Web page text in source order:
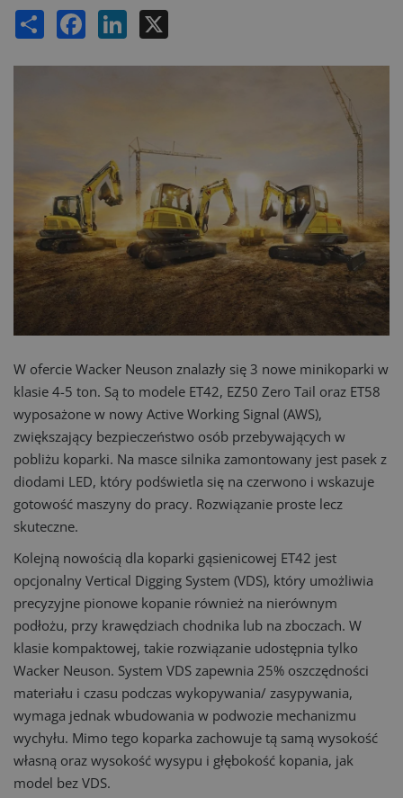
Share Facebook LinkedIn
W ofercie Wacker Neuson znalazły się 3 nowe minikoparki w
klasie 4-5 ton. Są to modele ET42, EZ50 Zero Tail oraz ET58
wyposażone w nowy Active Working Signal (AWS),
zwiększający bezpieczeństwo osób przebywających w
pobliżu koparki. Na masce silnika zamontowany jest pasek z
diodami LED, który podświetla się na czerwono i wskazuje
gotowość maszyny do pracy. Rozwiązanie proste lecz
skuteczne.
Kolejną nowością dla koparki gąsienicowej ET42 jest
opcjonalny Vertical Digging System (VDS), który umożliwia
precyzyjne pionowe kopanie również na nierównym
podłożu, przy krawędziach chodnika lub na zboczach. W
klasie kompaktowej, takie rozwiązanie udostępnia tylko
Wacker Neuson. System VDS zapewnia 25% oszczędności
materiału i czasu podczas wykopywania/ zasypywania,
wymaga jednak wbudowania w podwozie mechanizmu
wychyłu. Mimo tego koparka zachowuje tą samą wysokość
własną oraz wysokość wysypu i głębokość kopania, jak
model bez VDS.